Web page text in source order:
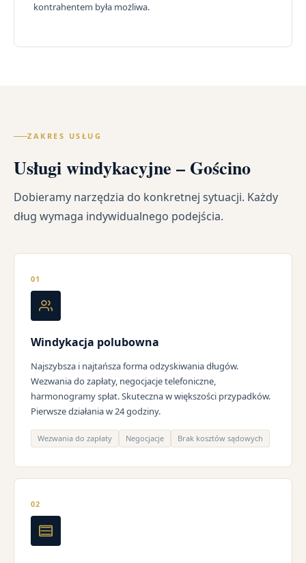
kontrahentem była możliwa.
ZAKRES USŁUG
Usługi windykacyjne – Gościno
Dobieramy narzędzia do konkretnej sytuacji. Każdy
dług wymaga indywidualnego podejścia.
01
Windykacja polubowna
Najszybsza i najtańsza forma odzyskiwania długów.
Wezwania do zapłaty, negocjacje telefoniczne,
harmonogramy spłat. Skuteczna w większości przypadków.
Pierwsze działania w 24 godziny.
Wezwania do zapłaty Negocjacje Brak kosztów sądowych
02